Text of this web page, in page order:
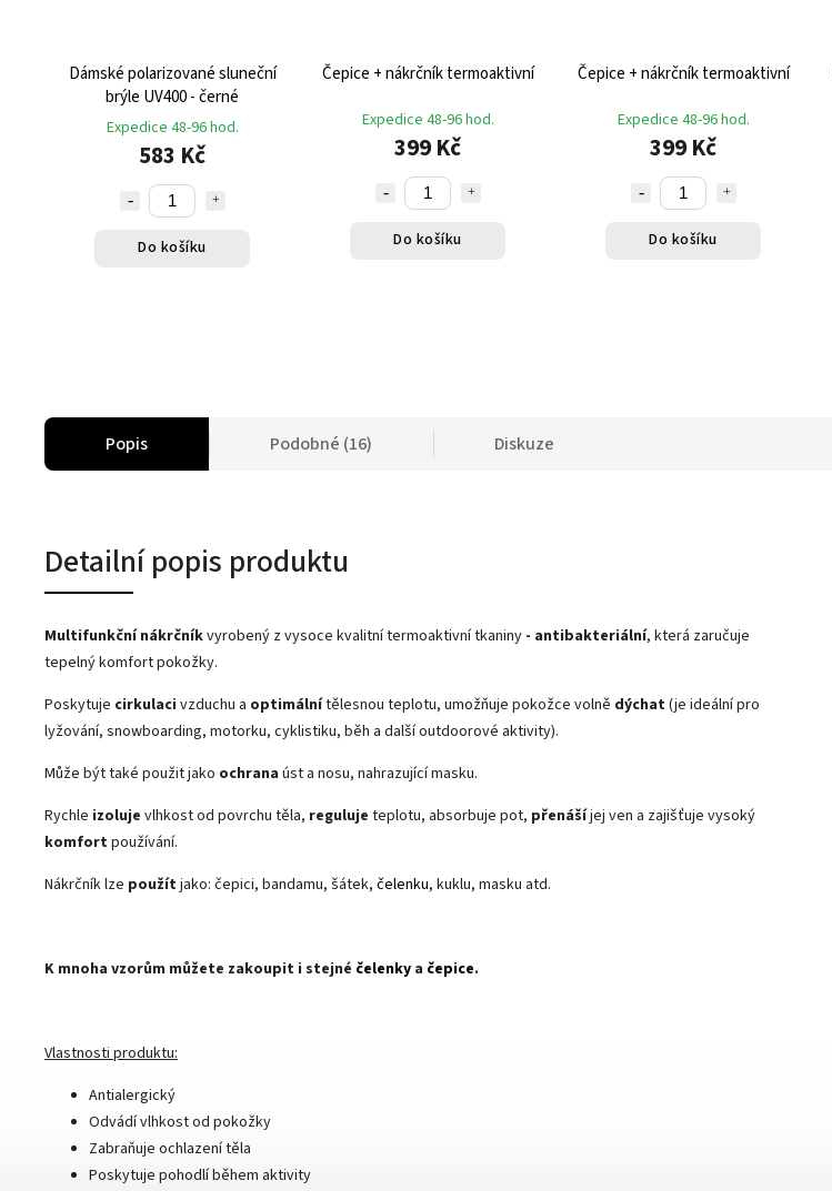
Dámské polarizované sluneční
brýle UV400 - černé
Expedice 48-96 hod.
583 Kč
Do košíku
Čepice + nákrčník termoaktivní
Expedice 48-96 hod.
399 Kč
Do košíku
Čepice + nákrčník termoaktivní
Expedice 48-96 hod.
399 Kč
Do košíku
Popis Podobné (16) Diskuze
Detailní popis produktu
Multifunkční nákrčníkvyrobený z vysoce kvalitnítermoaktivnítkaniny - antibakteriální, která zaručuje
tepelný komfort pokožky.
Poskytuje cirkulaci vzduchu a optimálnítělesnou teplotu, umožňuje pokožce volně dýchat(je ideální pro
lyžování, snowboarding, motorku, cyklistiku, běh a další outdoorové aktivity).
Může být také použit jako ochrana úst a nosu, nahrazující masku.
Rychle izoluje vlhkost od povrchu těla, reguluje teplotu, absorbuje pot, přenášíjej ven a zajišťuje vysoký
komfortpoužívání.
Nákrčník lze použítjako: čepici, bandamu, šátek, čelenku, kuklu, masku atd.
K mnoha vzorům můžete zakoupit i stejné čelenky a čepice.
Vlastnosti produktu:
Antialergický
Odvádí vlhkost od pokožky
Zabraňuje ochlazení těla
Poskytuje pohodlí během aktivity